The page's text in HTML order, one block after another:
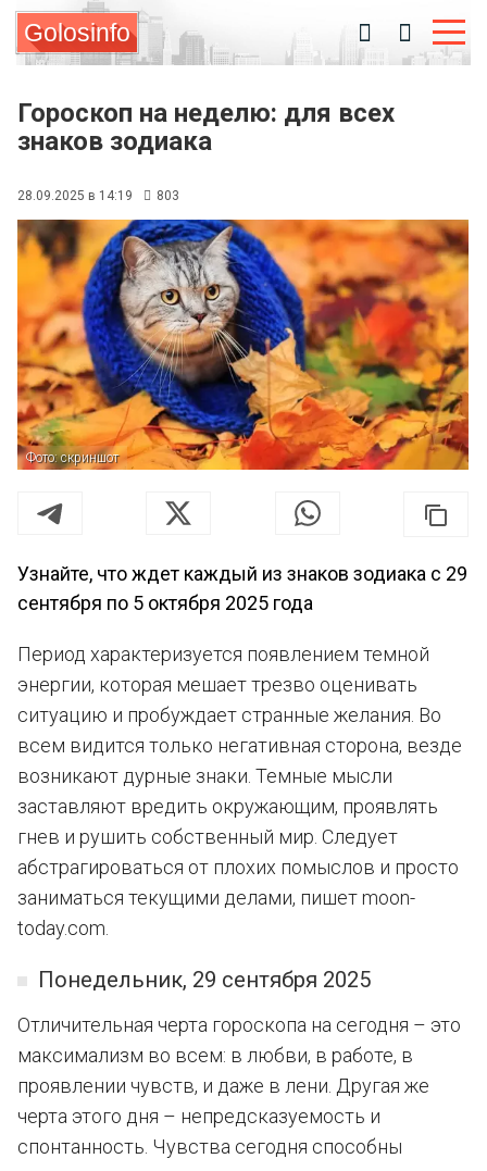
Golosinfo
Гороскоп на неделю: для всех
знаков зодиака
28.09.2025 в 14:19 803
Фото: скриншот
Узнайте, что ждет каждый из знаков зодиака с 29
сентября по 5 октября 2025 года
Период характеризуется появлением темной
энергии, которая мешает трезво оценивать
ситуацию и пробуждает странные желания. Во
всем видится только негативная сторона, везде
возникают дурные знаки. Темные мысли
заставляют вредить окружающим, проявлять
гнев и рушить собственный мир. Следует
абстрагироваться от плохих помыслов и просто
заниматься текущими делами, пишет moon-
today.com.
Понедельник, 29 сентября 2025
Отличительная черта гороскопа на сегодня – это
максимализм во всем: в любви, в работе, в
проявлении чувств, и даже в лени. Другая же
черта этого дня – непредсказуемость и
спонтанность. Чувства сегодня способны